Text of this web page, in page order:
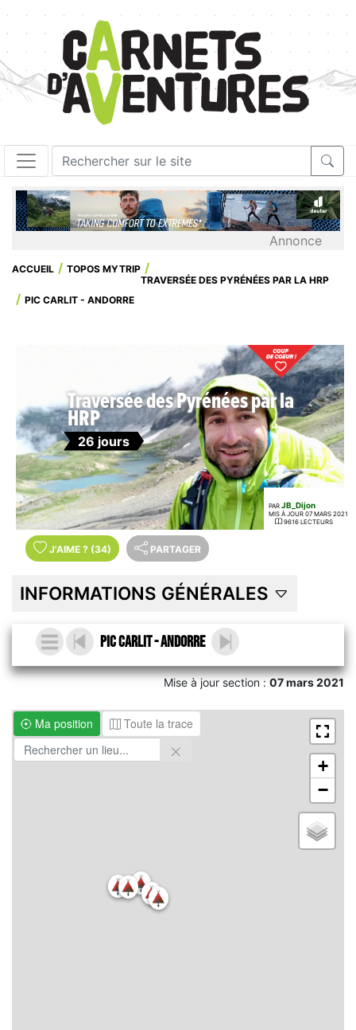
Annonce
ACCUEIL
TOPOS MYTRIP
TRAVERSÉE DES PYRÉNÉES PAR LA HRP
PIC CARLIT - ANDORRE
Traversée des Pyrénées par la
HRP
26 jours
PAR JB_Dijon
MIS À JOUR 07 MARS 2021
9616 LECTEURS
J'AIME ? (34) PARTAGER
INFORMATIONS GÉNÉRALES
Pic Carlit - Andorre
Mise à jour section :07 mars 2021
Ma position Toute la trace
+
−